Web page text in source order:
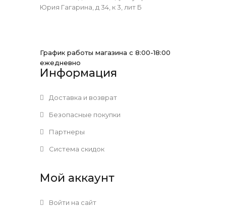
Юрия Гагарина, д 34, к 3, лит Б
График работы магазина с 8:00-18:00
ежедневно
Информация
Доставка и возврат
Безопасные покупки
Партнеры
Система скидок
Мой аккаунт
Войти на сайт